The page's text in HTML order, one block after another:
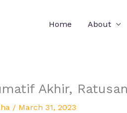
Home About
Akhir,
/ March 31, 2023